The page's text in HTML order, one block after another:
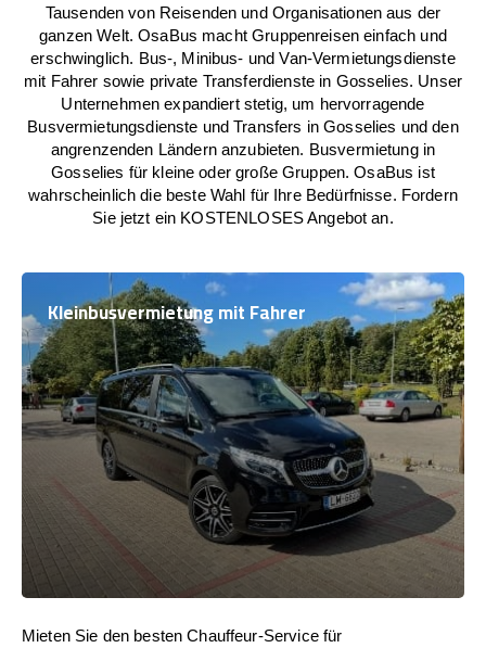
Tausenden von Reisenden und Organisationen aus der
ganzen Welt. OsaBus macht Gruppenreisen einfach und
erschwinglich. Bus-, Minibus- und Van-Vermietungsdienste
mit Fahrer sowie private Transferdienste in Gosselies. Unser
Unternehmen expandiert stetig, um hervorragende
Busvermietungsdienste und Transfers in Gosselies und den
angrenzenden Ländern anzubieten. Busvermietung in
Gosselies für kleine oder große Gruppen. OsaBus ist
wahrscheinlich die beste Wahl für Ihre Bedürfnisse. Fordern
Sie jetzt ein KOSTENLOSES Angebot an.
Kleinbusvermietung mit Fahrer
Mieten Sie den besten Chauffeur-Service für